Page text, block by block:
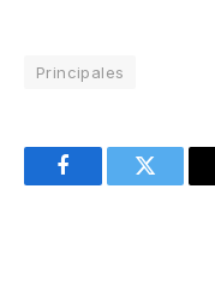
Principales
FacebookTwitter